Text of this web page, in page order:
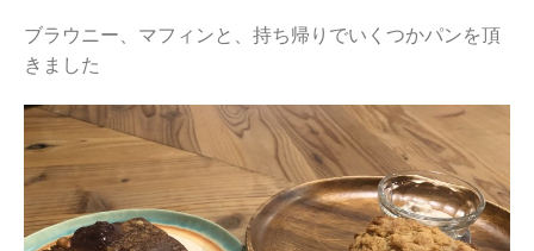
ブラウニー、マフィンと、持ち帰りでいくつかパンを頂
きました